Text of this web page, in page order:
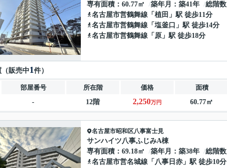
専有面積
60.77㎡ 築年月 築41年 総階数
名古屋市営鶴舞線 「 植田 」駅 徒歩11分
名古屋市営鶴舞線 「 塩釜口 」駅 徒歩14分
名古屋市営鶴舞線 「 原 」駅 徒歩18分
販売中1件）
部屋番号 所在階 価格 面積
-
12階 2,250万円 60.77㎡
名古屋市昭和区八事富士見
サンハイツ八事ふじみA棟
専有面積
69.18㎡ 築年月 築38年 総階数
名古屋市営名城線 「 八事日赤 」駅 徒歩10分